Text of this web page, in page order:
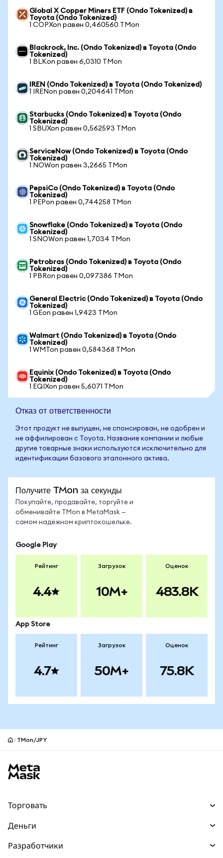
Global X Copper Miners ETF (Ondo Tokenized) в
Toyota (Ondo Tokenized)
1 COPXon равен 0,460560 TMon
Blackrock, Inc. (Ondo Tokenized) в Toyota (Ondo
Tokenized)
1 BLKon равен 6,0310 TMon
IREN (Ondo Tokenized) в Toyota (Ondo Tokenized)
1 IRENon равен 0,204641 TMon
Starbucks (Ondo Tokenized) в Toyota (Ondo
Tokenized)
1 SBUXon равен 0,562593 TMon
ServiceNow (Ondo Tokenized) в Toyota (Ondo
Tokenized)
1 NOWon равен 3,2665 TMon
PepsiCo (Ondo Tokenized) в Toyota (Ondo
Tokenized)
1 PEPon равен 0,744258 TMon
Snowflake (Ondo Tokenized) в Toyota (Ondo
Tokenized)
1 SNOWon равен 1,7034 TMon
Petrobras (Ondo Tokenized) в Toyota (Ondo
Tokenized)
1 PBRon равен 0,097386 TMon
General Electric (Ondo Tokenized) в Toyota (Ondo
Tokenized)
1 GEon равен 1,9423 TMon
Walmart (Ondo Tokenized) в Toyota (Ondo
Tokenized)
1 WMTon равен 0,584368 TMon
Equinix (Ondo Tokenized) в Toyota (Ondo
Tokenized)
1 EQIXon равен 5,6071 TMon
Отказ от ответственности
Этот продукт не выпущен, не спонсирован, не одобрен и
не аффилирован с Toyota. Название компании и любые
другие товарные знаки используются исключительно для
идентификации базового эталонного актива.
Получите TMon за секунды
Покупайте, продавайте, торгуйте и
обменивайте TMon в MetaMask —
самом надёжном криптокошельке.
Google Play
Рейтинг
4.4
Загрузок
10M+
Оценок
483.8K
App Store
Рейтинг
4.7
Загрузок
50M+
Оценок
75.8K
TMon/JPY
Торговать
Прогнозы
Деньги
Разработчики